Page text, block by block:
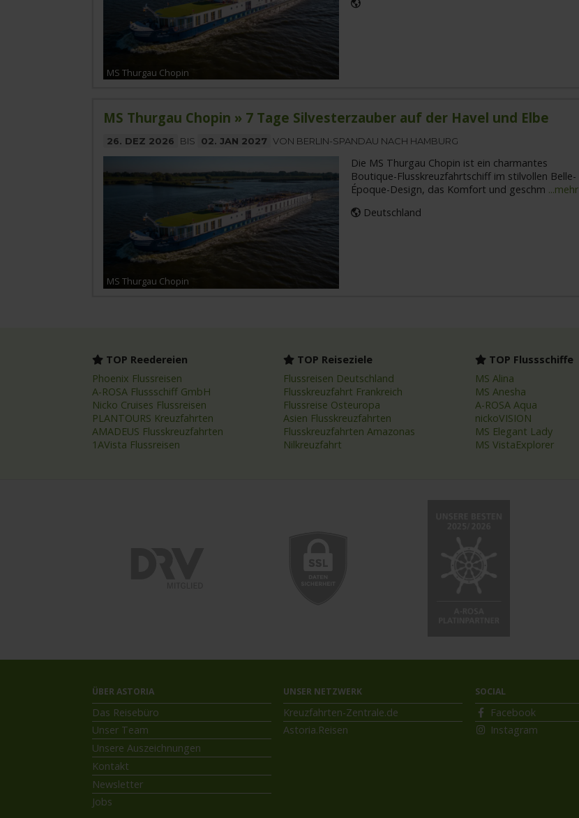
MS Thurgau Chopin
MS Thurgau Chopin » 7 Tage Silvesterzauber auf der Havel und Elbe
26. DEZ 2026 BIS 02. JAN 2027 VON BERLIN-SPANDAU NACH HAMBURG
MS Thurgau Chopin
Die MS Thurgau Chopin ist ein charmantes
Boutique-Flusskreuzfahrtschiff im stilvollen Belle-
Époque-Design, das Komfort und geschm ...mehr
Deutschland
TOP Reedereien
Phoenix Flussreisen
A-ROSA Flussschiff GmbH
Nicko Cruises Flussreisen
PLANTOURS Kreuzfahrten
AMADEUS Flusskreuzfahrten
1AVista Flussreisen
TOP Reiseziele
Flussreisen Deutschland
Flusskreuzfahrt Frankreich
Flussreise Osteuropa
Asien Flusskreuzfahrten
Flusskreuzfahrten Amazonas
Nilkreuzfahrt
TOP Flussschiffe
MS Alina
MS Anesha
A-ROSA Aqua
nickoVISION
MS Elegant Lady
MS VistaExplorer
ÜBER ASTORIA
Das Reisebüro
Unser Team
Unsere Auszeichnungen
Kontakt
Newsletter
Jobs
UNSER NETZWERK
Kreuzfahrten-Zentrale.de
Astoria.Reisen
SOCIAL
Facebook
Instagram